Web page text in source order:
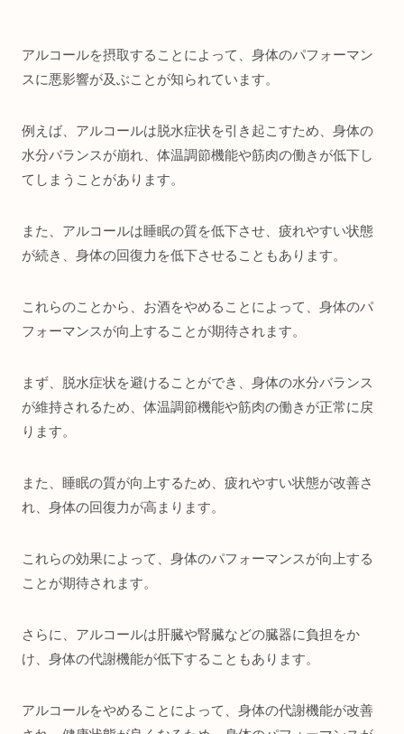
アルコールを摂取することによって、身体のパフォーマン
スに悪影響が及ぶことが知られています。
例えば、アルコールは脱水症状を引き起こすため、身体の
水分バランスが崩れ、体温調節機能や筋肉の働きが低下し
てしまうことがあります。
また、アルコールは睡眠の質を低下させ、疲れやすい状態
が続き、身体の回復力を低下させることもあります。
これらのことから、お酒をやめることによって、身体のパ
フォーマンスが向上することが期待されます。
まず、脱水症状を避けることができ、身体の水分バランス
が維持されるため、体温調節機能や筋肉の働きが正常に戻
ります。
また、睡眠の質が向上するため、疲れやすい状態が改善さ
れ、身体の回復力が高まります。
これらの効果によって、身体のパフォーマンスが向上する
ことが期待されます。
さらに、アルコールは肝臓や腎臓などの臓器に負担をか
け、身体の代謝機能が低下することもあります。
アルコールをやめることによって、身体の代謝機能が改善